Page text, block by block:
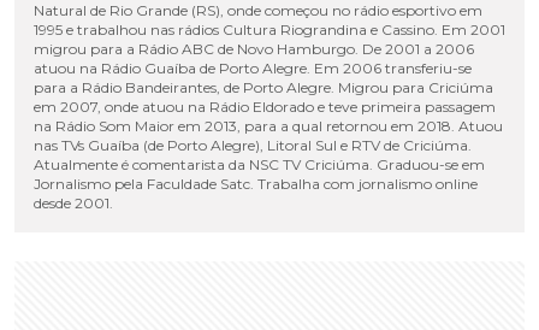
Natural de Rio Grande (RS), onde começou no rádio esportivo em
1995 e trabalhou nas rádios Cultura Riograndina e Cassino. Em 2001
migrou para a Rádio ABC de Novo Hamburgo. De 2001 a 2006
atuou na Rádio Guaíba de Porto Alegre. Em 2006 transferiu-se
para a Rádio Bandeirantes, de Porto Alegre. Migrou para Criciúma
em 2007, onde atuou na Rádio Eldorado e teve primeira passagem
na Rádio Som Maior em 2013, para a qual retornou em 2018. Atuou
nas TVs Guaíba (de Porto Alegre), Litoral Sul e RTV de Criciúma.
Atualmente é comentarista da NSC TV Criciúma. Graduou-se em
Jornalismo pela Faculdade Satc. Trabalha com jornalismo online
desde 2001.